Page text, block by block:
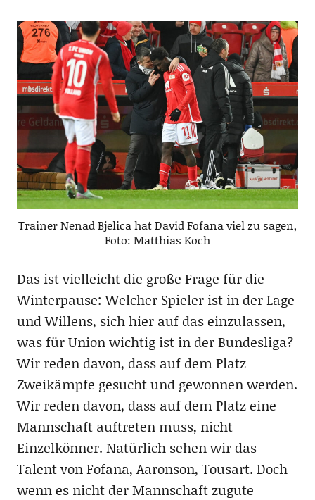
Trainer Nenad Bjelica hat David Fofana viel zu sagen,
Foto: Matthias Koch
Das ist vielleicht die große Frage für die
Winterpause: Welcher Spieler ist in der Lage
und Willens, sich hier auf das einzulassen,
was für Union wichtig ist in der Bundesliga?
Wir reden davon, dass auf dem Platz
Zweikämpfe gesucht und gewonnen werden.
Wir reden davon, dass auf dem Platz eine
Mannschaft auftreten muss, nicht
Einzelkönner. Natürlich sehen wir das
Talent von Fofana, Aaronson, Tousart. Doch
wenn es nicht der Mannschaft zugute